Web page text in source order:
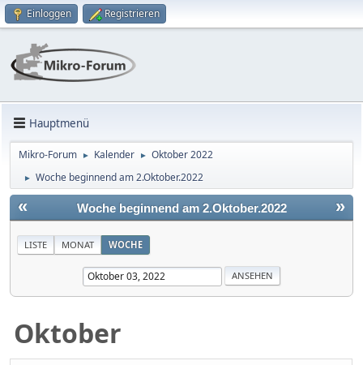
Einloggen Registrieren
Hauptmenü
Mikro-Forum ► Kalender ► Oktober 2022
► Woche beginnend am 2.Oktober.2022
« »
Woche beginnend am 2.Oktober.2022
LISTE MONAT WOCHE
Oktober